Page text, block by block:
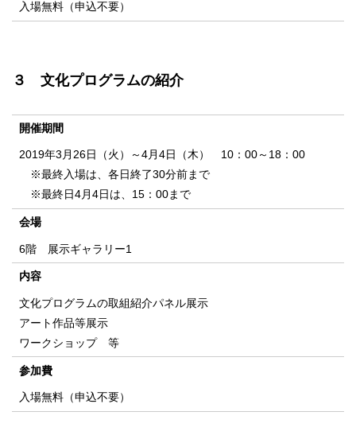
入場無料（申込不要）
３ 文化プログラムの紹介
開催期間
2019年3月26日（火）～4月4日（木） 10：00～18：00
※最終入場は、各日終了30分前まで
※最終日4月4日は、15：00まで
会場
6階 展示ギャラリー1
内容
文化プログラムの取組紹介パネル展示
アート作品等展示
ワークショップ 等
参加費
入場無料（申込不要）